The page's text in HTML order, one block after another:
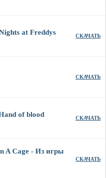
at Freddys СКАЧАТЬ
СКАЧАТЬ
of blood СКАЧАТЬ
A Cage - Из игры
СКАЧАТЬ